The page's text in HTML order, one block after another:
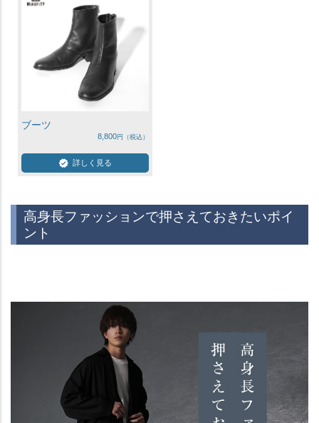
ブーツ
8,800
詳しく見る
高身長ファッションで押さえておきたいポイ
ント